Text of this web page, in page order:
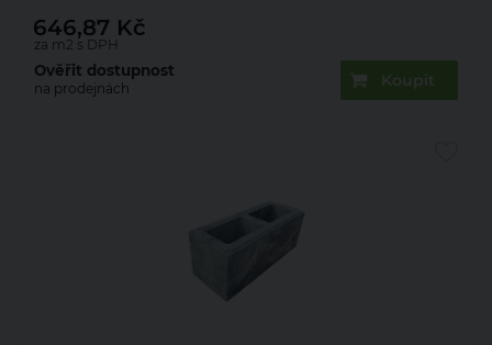
za m2 s DPH
646,87 Kč
Koupit
Ověřit dostupnost
na prodejnách